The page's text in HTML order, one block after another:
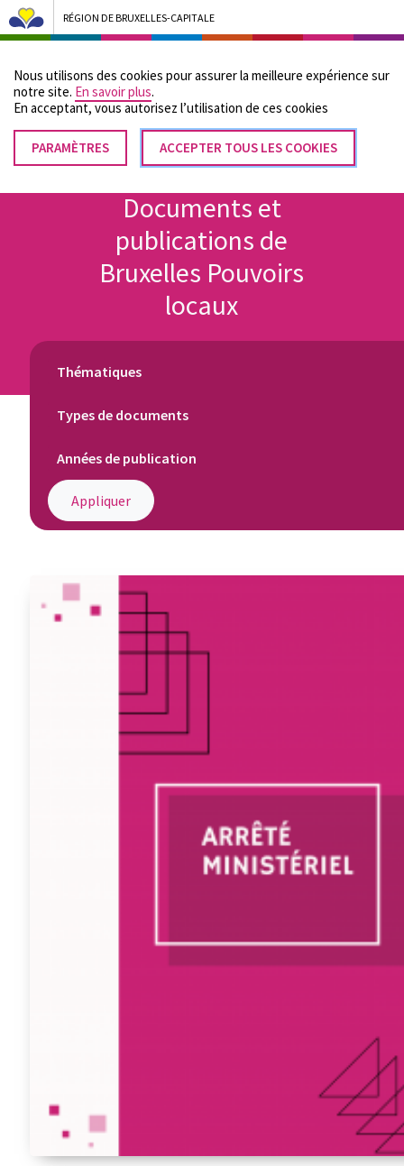
Nous utilisons des cookies pour assurer la meilleure expérience sur
notre site. En savoir plus.
En acceptant, vous autorisez lʼutilisation de ces cookies
PARAMÈTRES ACCEPTER TOUS LES COOKIES
RETIRER
LE
RÉGION DE BRUXELLES-CAPITALE
Bruxelles Pouvoirs Locaux - Aller à la page d'accueil
Menu
Fil
d'Ariane
Accueil
Documents et
publications de
Bruxelles Pouvoirs
locaux